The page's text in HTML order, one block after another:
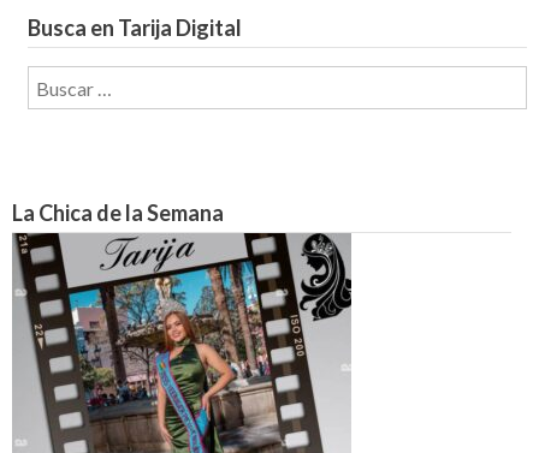
Busca en Tarija Digital
Buscar:
La Chica de la Semana